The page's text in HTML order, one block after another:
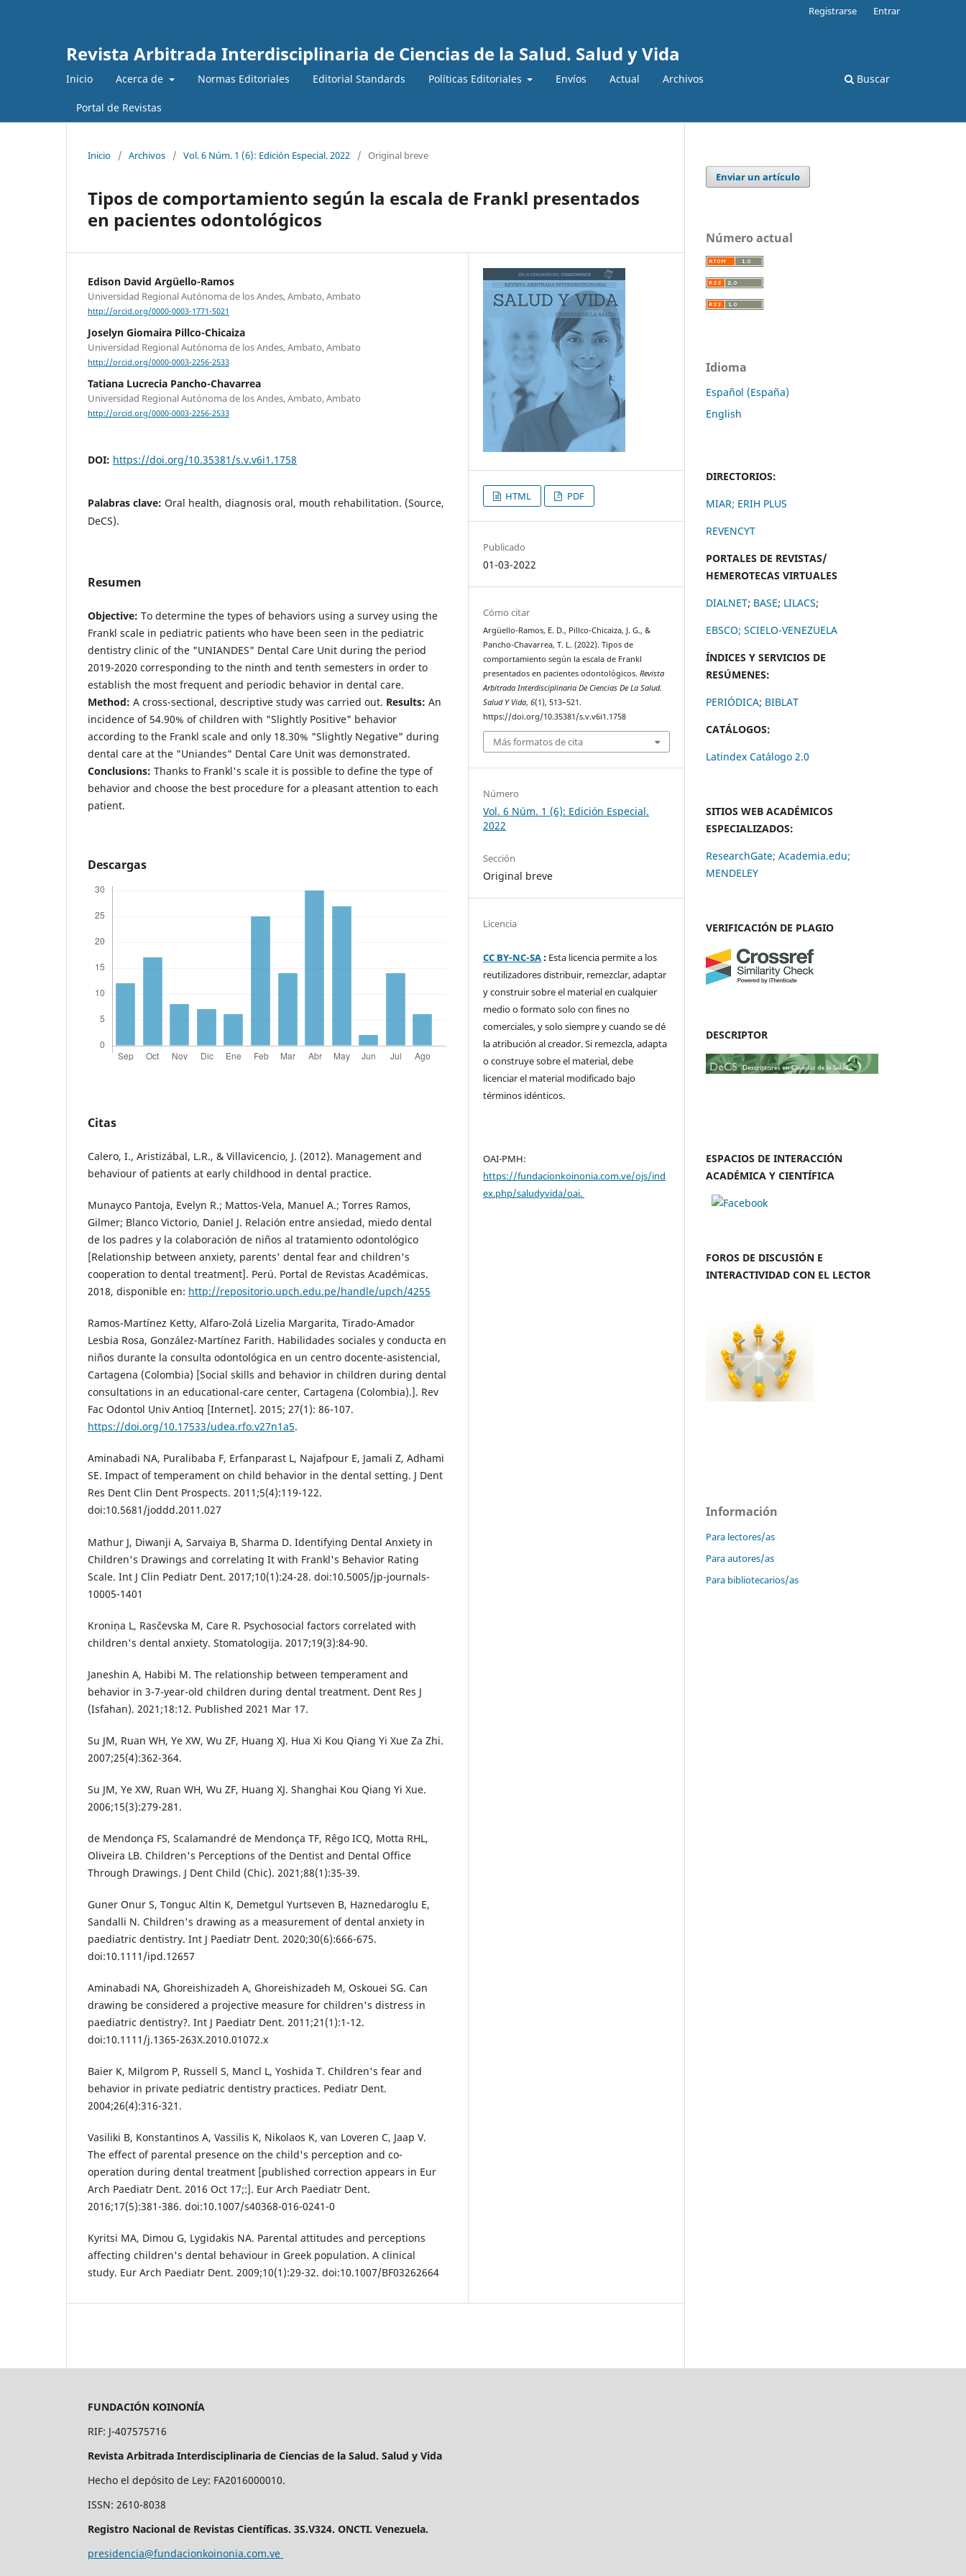
Revista Arbitrada Interdisciplinaria de Ciencias de la Salud. Salud y Vida
Inicio Acerca de Normas Editoriales Editorial Standards Políticas Editoriales Envíos Actual Archivos
Portal de Revistas
Buscar
Registrarse Entrar
Inicio / Archivos / Vol. 6 Núm. 1 (6): Edición Especial. 2022 / Original breve
Tipos de comportamiento según la escala de Frankl presentados
en pacientes odontológicos
Edison David Argüello-Ramos
Universidad Regional Autónoma de los Andes, Ambato, Ambato
http://orcid.org/0000-0003-1771-5021
Joselyn Giomaira Pillco-Chicaiza
Universidad Regional Autónoma de los Andes, Ambato, Ambato
http://orcid.org/0000-0003-2256-2533
Tatiana Lucrecia Pancho-Chavarrea
Universidad Regional Autónoma de los Andes, Ambato, Ambato
http://orcid.org/0000-0003-2256-2533
DOI: https://doi.org/10.35381/s.v.v6i1.1758
Palabras clave: Oral health, diagnosis oral, mouth rehabilitation. (Source,
DeCS).
Resumen
Objective: To determine the types of behaviors using a survey using the
Frankl scale in pediatric patients who have been seen in the pediatric
dentistry clinic of the "UNIANDES" Dental Care Unit during the period
2019-2020 corresponding to the ninth and tenth semesters in order to
establish the most frequent and periodic behavior in dental care.
Method: A cross-sectional, descriptive study was carried out. Results: An
incidence of 54.90% of children with "Slightly Positive" behavior
according to the Frankl scale and only 18.30% "Slightly Negative" during
dental care at the "Uniandes" Dental Care Unit was demonstrated.
Conclusions: Thanks to Frankl's scale it is possible to define the type of
behavior and choose the best procedure for a pleasant attention to each
patient.
Descargas
Citas
Calero, I., Aristizábal, L.R., & Villavicencio, J. (2012). Management and
behaviour of patients at early childhood in dental practice.
Munayco Pantoja, Evelyn R.; Mattos-Vela, Manuel A.; Torres Ramos,
Gilmer; Blanco Victorio, Daniel J. Relación entre ansiedad, miedo dental
de los padres y la colaboración de niños al tratamiento odontológico
[Relationship between anxiety, parents' dental fear and children's
cooperation to dental treatment]. Perú. Portal de Revistas Académicas.
2018, disponible en: http://repositorio.upch.edu.pe/handle/upch/4255
Ramos-Martínez Ketty, Alfaro-Zolá Lizelia Margarita, Tirado-Amador
Lesbia Rosa, González-Martínez Farith. Habilidades sociales y conducta en
niños durante la consulta odontológica en un centro docente-asistencial,
Cartagena (Colombia) [Social skills and behavior in children during dental
consultations in an educational-care center, Cartagena (Colombia).]. Rev
Fac Odontol Univ Antioq [Internet]. 2015; 27(1): 86-107.
https://doi.org/10.17533/udea.rfo.v27n1a5.
Aminabadi NA, Puralibaba F, Erfanparast L, Najafpour E, Jamali Z, Adhami
SE. Impact of temperament on child behavior in the dental setting. J Dent
Res Dent Clin Dent Prospects. 2011;5(4):119-122.
doi:10.5681/joddd.2011.027
Mathur J, Diwanji A, Sarvaiya B, Sharma D. Identifying Dental Anxiety in
Children's Drawings and correlating It with Frankl's Behavior Rating
Scale. Int J Clin Pediatr Dent. 2017;10(1):24-28. doi:10.5005/jp-journals-
10005-1401
Kroniņa L, Rasčevska M, Care R. Psychosocial factors correlated with
children's dental anxiety. Stomatologija. 2017;19(3):84-90.
Janeshin A, Habibi M. The relationship between temperament and
behavior in 3-7-year-old children during dental treatment. Dent Res J
(Isfahan). 2021;18:12. Published 2021 Mar 17.
Su JM, Ruan WH, Ye XW, Wu ZF, Huang XJ. Hua Xi Kou Qiang Yi Xue Za Zhi.
2007;25(4):362-364.
Su JM, Ye XW, Ruan WH, Wu ZF, Huang XJ. Shanghai Kou Qiang Yi Xue.
2006;15(3):279-281.
de Mendonça FS, Scalamandré de Mendonça TF, Rêgo ICQ, Motta RHL,
Oliveira LB. Children's Perceptions of the Dentist and Dental Office
Through Drawings. J Dent Child (Chic). 2021;88(1):35-39.
Guner Onur S, Tonguc Altin K, Demetgul Yurtseven B, Haznedaroglu E,
Sandalli N. Children's drawing as a measurement of dental anxiety in
paediatric dentistry. Int J Paediatr Dent. 2020;30(6):666-675.
doi:10.1111/ipd.12657
Aminabadi NA, Ghoreishizadeh A, Ghoreishizadeh M, Oskouei SG. Can
drawing be considered a projective measure for children's distress in
paediatric dentistry?. Int J Paediatr Dent. 2011;21(1):1-12.
doi:10.1111/j.1365-263X.2010.01072.x
Baier K, Milgrom P, Russell S, Mancl L, Yoshida T. Children's fear and
behavior in private pediatric dentistry practices. Pediatr Dent.
2004;26(4):316-321.
Vasiliki B, Konstantinos A, Vassilis K, Nikolaos K, van Loveren C, Jaap V.
The effect of parental presence on the child's perception and co-
operation during dental treatment [published correction appears in Eur
Arch Paediatr Dent. 2016 Oct 17;:]. Eur Arch Paediatr Dent.
2016;17(5):381-386. doi:10.1007/s40368-016-0241-0
Kyritsi MA, Dimou G, Lygidakis NA. Parental attitudes and perceptions
affecting children's dental behaviour in Greek population. A clinical
study. Eur Arch Paediatr Dent. 2009;10(1):29-32. doi:10.1007/BF03262664
HTML PDF
Publicado
01-03-2022
Cómo citar
Argüello-Ramos, E. D., Pillco-Chicaiza, J. G., &
Pancho-Chavarrea, T. L. (2022). Tipos de
comportamiento según la escala de Frankl
presentados en pacientes odontológicos.Revista
Arbitrada Interdisciplinaria De Ciencias De La Salud.
Salud Y Vida,6(1), 513–521.
https://doi.org/10.35381/s.v.v6i1.1758
Más formatos de cita
Número
Vol. 6 Núm. 1 (6): Edición Especial.
2022
Sección
Original breve
Licencia
CC BY-NC-SA : Esta licencia permite a los
reutilizadores distribuir, remezclar, adaptar
y construir sobre el material en cualquier
medio o formato solo con fines no
comerciales, y solo siempre y cuando se dé
la atribución al creador. Si remezcla, adapta
o construye sobre el material, debe
licenciar el material modificado bajo
términos idénticos.
OAI-PMH:
https://fundacionkoinonia.com.ve/ojs/ind
ex.php/saludyvida/oai.
Enviar un artículo
Número actual
Idioma
Español (España)
English
DIRECTORIOS:
MIAR; ERIH PLUS
REVENCYT
PORTALES DE REVISTAS/
HEMEROTECAS VIRTUALES
DIALNET; BASE; LILACS;
EBSCO; SCIELO-VENEZUELA
ÍNDICES Y SERVICIOS DE
RESÚMENES:
PERIÓDICA; BIBLAT
CATÁLOGOS:
Latindex Catálogo 2.0
SITIOS WEB ACADÉMICOS
ESPECIALIZADOS:
ResearchGate; Academia.edu;
MENDELEY
VERIFICACIÓN DE PLAGIO
DESCRIPTOR
ESPACIOS DE INTERACCIÓN
ACADÉMICA Y CIENTÍFICA
FOROS DE DISCUSIÓN E
INTERACTIVIDAD CON EL LECTOR
Información
Para lectores/as
Para autores/as
Para bibliotecarios/as
FUNDACIÓN KOINONÍA
RIF: J-407575716
Revista Arbitrada Interdisciplinaria de Ciencias de la Salud. Salud y Vida
Hecho el depósito de Ley: FA2016000010.
ISSN: 2610-8038
Registro Nacional de Revistas Científicas. 3S.V324. ONCTI. Venezuela.
presidencia@fundacionkoinonia.com.ve